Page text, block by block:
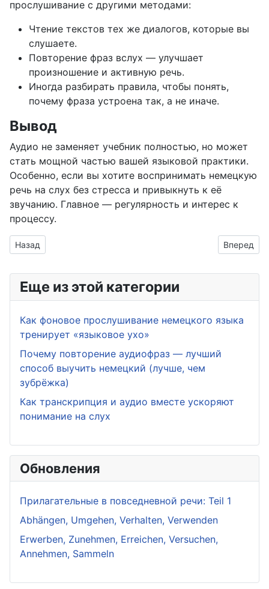
прослушивание с другими методами:
Чтение текстов тех же диалогов, которые вы
слушаете.
Повторение фраз вслух — улучшает
произношение и активную речь.
Иногда разбирать правила, чтобы понять,
почему фраза устроена так, а не иначе.
Вывод
Аудио не заменяет учебник полностью, но может
стать мощной частью вашей языковой практики.
Особенно, если вы хотите воспринимать немецкую
речь на слух без стресса и привыкнуть к её
звучанию. Главное — регулярность и интерес к
процессу.
Предыдущий: Повторение — мать учения: как
Назад Вперед
Еще из этой категории
Как фоновое прослушивание немецкого языка
тренирует «языковое ухо»
Почему повторение аудиофраз — лучший
способ выучить немецкий (лучше, чем
зубрёжка)
Как транскрипция и аудио вместе ускоряют
понимание на слух
Обновления
Прилагательные в повседневной речи: Teil 1
Abhängen, Umgehen, Verhalten, Verwenden
Erwerben, Zunehmen, Erreichen, Versuchen,
Annehmen, Sammeln